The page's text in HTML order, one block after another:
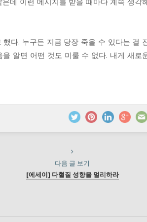
다. 누구든 지금 당장 죽을 수 있다는 걸
알면 어떤 것도 미룰 수 없다. 내게 새로
다음 글 보기
[에세이] 다혈질 성향을 멀리하라